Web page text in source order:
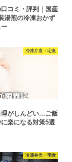
コミ・評判｜国産
湯煎の冷凍おかず
ー
冷凍弁当・宅食
理がしんどい…ご飯
楽になる対策5選
冷凍弁当・宅食